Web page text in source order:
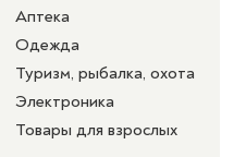
Аптека
Одежда
Туризм, рыбалка, охота
Электроника
Товары для взрослых